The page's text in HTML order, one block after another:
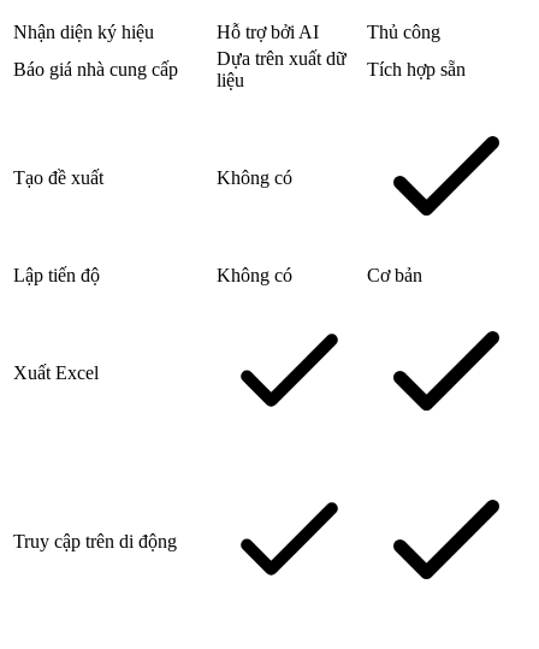
Nhận diện ký hiệu Hỗ trợ bởi AI
Thủ công
Báo giá nhà cung cấp
Dựa trên xuất dữ
liệu
Tích hợp sẵn
Tạo đề xuất Không có
Lập tiến độ Không có Cơ bản
Xuất Excel
Truy cập trên di động